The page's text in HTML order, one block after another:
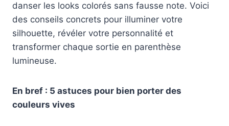
danser les looks colorés sans fausse note. Voici
des conseils concrets pour illuminer votre
silhouette, révéler votre personnalité et
transformer chaque sortie en parenthèse
lumineuse.
En bref : 5 astuces pour bien porter des
couleurs vives